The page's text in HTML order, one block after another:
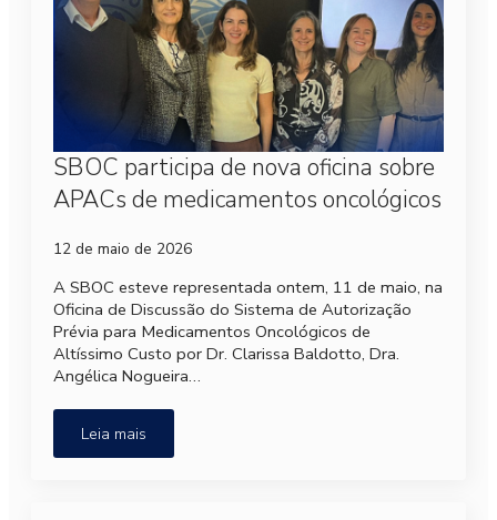
SBOC participa de nova oficina sobre
APACs de medicamentos oncológicos
12 de maio de 2026
A SBOC esteve representada ontem, 11 de maio, na
Oficina de Discussão do Sistema de Autorização
Prévia para Medicamentos Oncológicos de
Altíssimo Custo por Dr. Clarissa Baldotto, Dra.
Angélica Nogueira…
Leia mais